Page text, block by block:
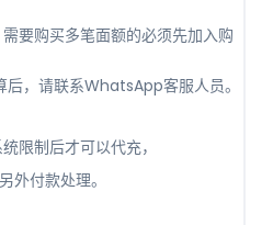
要购买多笔面额的必须先加入购
，请联系WhatsApp客服人员。
限制后才可以代充，
外付款处理。